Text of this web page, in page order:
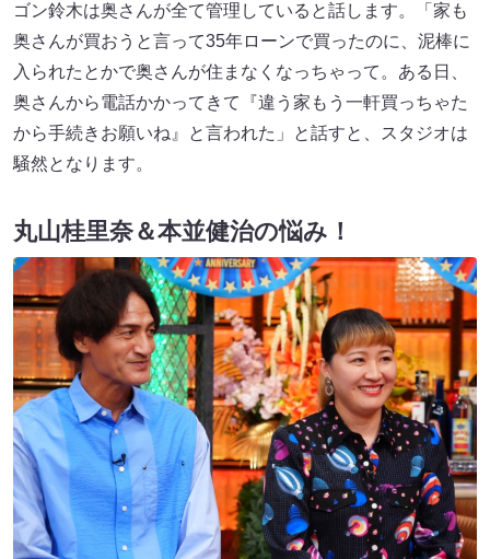
ゴン鈴木は奥さんが全て管理していると話します。「家も
奥さんが買おうと言って35年ローンで買ったのに、泥棒に
入られたとかで奥さんが住まなくなっちゃって。ある日、
奥さんから電話かかってきて『違う家もう一軒買っちゃた
から手続きお願いね』と言われた」と話すと、スタジオは
騒然となります。
丸山桂里奈＆本並健治の悩み！